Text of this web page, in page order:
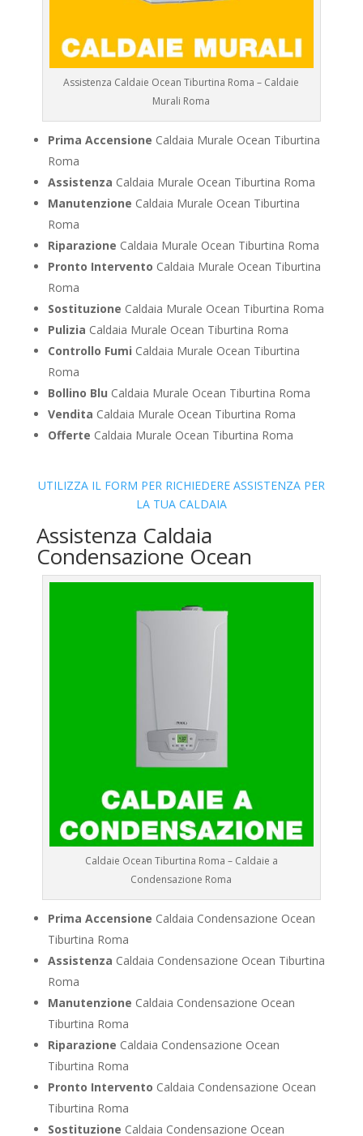
Assistenza Caldaie Ocean Tiburtina Roma – Caldaie
Murali Roma
Prima Accensione Caldaia Murale Ocean Tiburtina
Roma
Assistenza Caldaia Murale Ocean Tiburtina Roma
Manutenzione Caldaia Murale Ocean Tiburtina
Roma
Riparazione Caldaia Murale Ocean Tiburtina Roma
Pronto Intervento Caldaia Murale Ocean Tiburtina
Roma
Sostituzione Caldaia Murale Ocean Tiburtina Roma
Pulizia Caldaia Murale Ocean Tiburtina Roma
Controllo Fumi Caldaia Murale Ocean Tiburtina
Roma
Bollino Blu Caldaia Murale Ocean Tiburtina Roma
Vendita Caldaia Murale Ocean Tiburtina Roma
Offerte Caldaia Murale Ocean Tiburtina Roma
UTILIZZA IL FORM PER RICHIEDERE ASSISTENZA PER
LA TUA CALDAIA
Assistenza Caldaia
Condensazione Ocean
Caldaie Ocean Tiburtina Roma – Caldaie a
Condensazione Roma
Prima Accensione Caldaia Condensazione Ocean
Tiburtina Roma
Assistenza Caldaia Condensazione Ocean Tiburtina
Roma
Manutenzione Caldaia Condensazione Ocean
Tiburtina Roma
Riparazione Caldaia Condensazione Ocean
Tiburtina Roma
Pronto Intervento Caldaia Condensazione Ocean
Tiburtina Roma
Sostituzione Caldaia Condensazione Ocean